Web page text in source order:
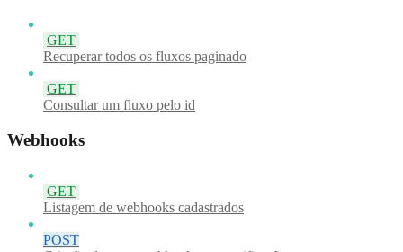
GET
Recuperar todos os fluxos paginado
GET
Consultar um fluxo pelo id
Webhooks
GET
Listagem de webhooks cadastrados
POST